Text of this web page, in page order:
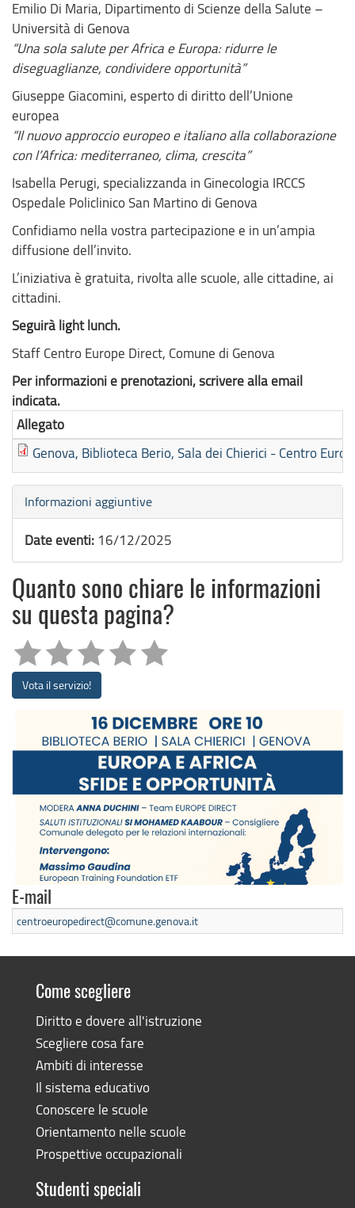
Emilio Di Maria, Dipartimento di Scienze della Salute –
Università di Genova
“Una sola salute per Africa e Europa: ridurre le
diseguaglianze, condividere opportunità”
Giuseppe Giacomini, esperto di diritto dell’Unione
europea
“Il nuovo approccio europeo e italiano alla collaborazione
con l’Africa: mediterraneo, clima, crescita”
Isabella Perugi, specializzanda in Ginecologia IRCCS
Ospedale Policlinico San Martino di Genova
Confidiamo nella vostra partecipazione e in un’ampia
diffusione dell’invito.
L’iniziativa è gratuita, rivolta alle scuole, alle cittadine, ai
cittadini.
Seguirà light lunch.
Staff Centro Europe Direct, Comune di Genova
Per informazioni e prenotazioni, scrivere alla email
indicata.
Allegato
Genova, Biblioteca Berio, Sala dei Chierici - Centro
Nascondi
Informazioni aggiuntive
Date eventi: 16/12/2025
Quanto sono chiare le informazioni
su questa pagina?
Vota il servizio!
E-mail
centroeuropedirect@comune.genova.it
Come scegliere
Diritto e dovere all'istruzione
Scegliere cosa fare
Ambiti di interesse
Il sistema educativo
Conoscere le scuole
Orientamento nelle scuole
Prospettive occupazionali
Studenti speciali